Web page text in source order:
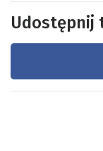
Udostępnij